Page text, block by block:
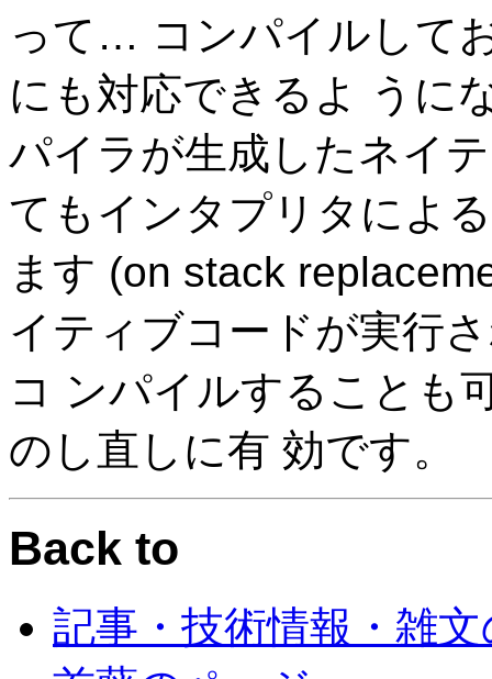
って… コンパイルして
にも対応できるよ うに
パイラが生成したネイ
てもインタプリタによ
ます (on stack
イティブコードが実行
コ ンパイルすることも
のし直しに有 効です。
Back to
記事・技術情報・雑